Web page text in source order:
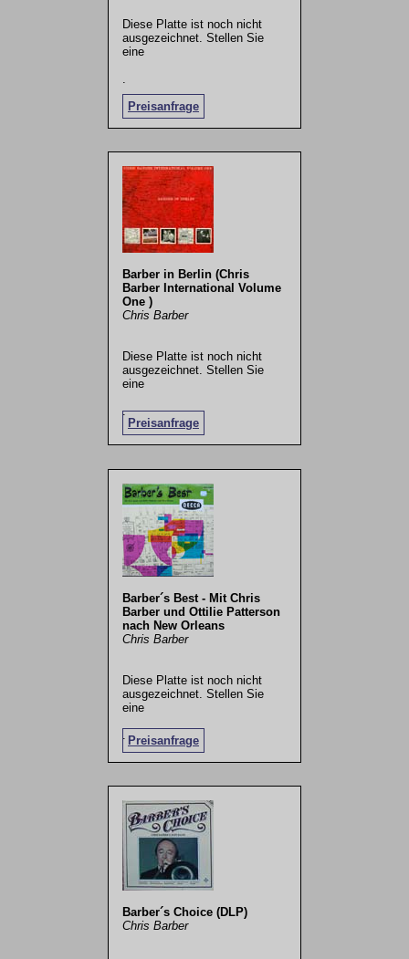
Diese Platte ist noch nicht
ausgezeichnet. Stellen Sie
eine
Preisanfrage
.
Barber in Berlin (Chris
Barber International Volume
One )
Chris Barber
Diese Platte ist noch nicht
ausgezeichnet. Stellen Sie
eine
Preisanfrage
.
Barber´s Best - Mit Chris
Barber und Ottilie Patterson
nach New Orleans
Chris Barber
Diese Platte ist noch nicht
ausgezeichnet. Stellen Sie
eine
Preisanfrage
Barber´s Choice (DLP)
Chris Barber